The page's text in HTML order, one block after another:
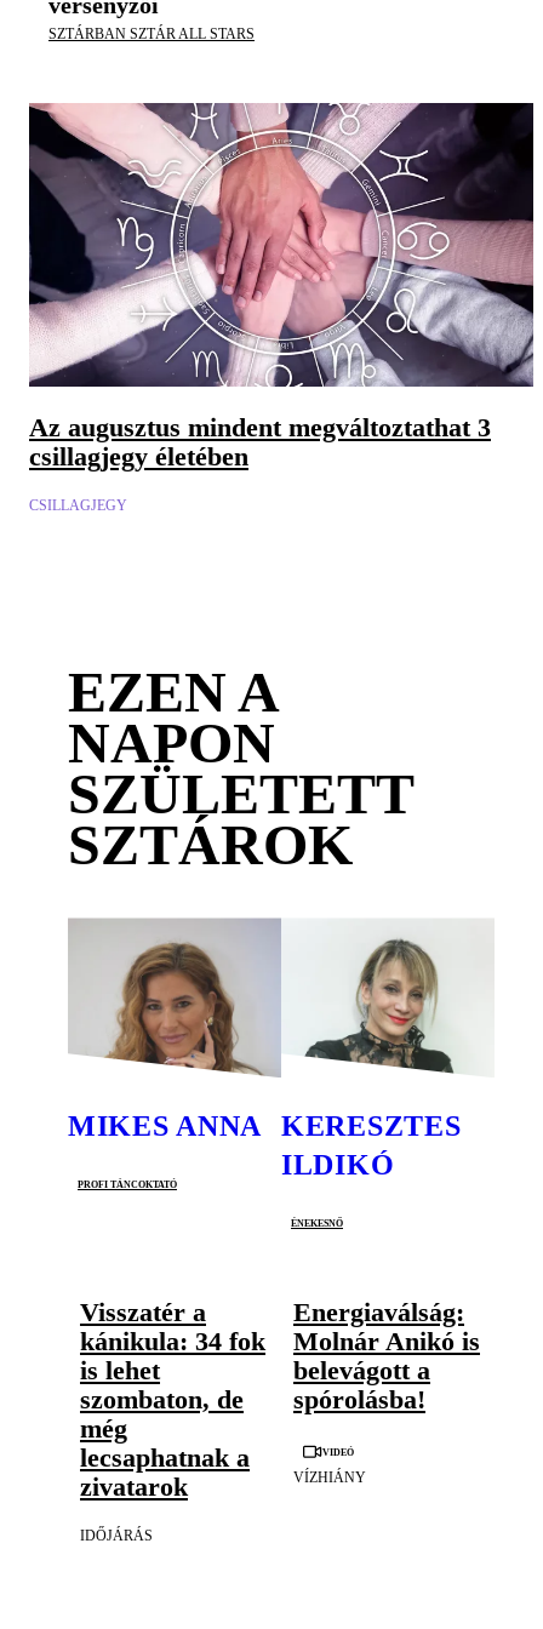
SZTÁRBAN SZTÁR ALL STARS
Az augusztus mindent megváltoztathat 3
csillagjegy életében
CSILLAGJEGY
EZEN A
NAPON
SZÜLETETT
SZTÁROK
MIKES ANNA
profi táncoktató
KERESZTES
ILDIKÓ
énekesnő
Visszatér a
kánikula: 34 fok
is lehet
szombaton, de
még
lecsaphatnak a
zivatarok
IDŐJÁRÁS
Energiaválság:
Molnár Anikó is
belevágott a
spórolásba!
Videó
VÍZHIÁNY